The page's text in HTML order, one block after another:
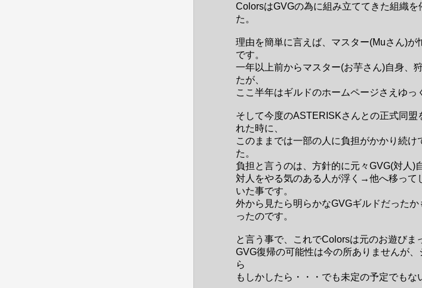
ColorsはGVGの為に組み立ててきた組織
た。
理由を簡単に言えば、マスター(Muさん)
です。
一年以上前からマスター(お芋さん)自身、
たが、
ここ半年はギルドのホームページさえゆっ
そして今度のASTERISKさんとの正式同
れた時に、
このままでは一部の人に負担がかかり続
た。
負担と言うのは、方針的に元々GVG(対人)
対人をやる気のある人が浮く→他へ移って
いた事です。
外から見たら明らかなGVGギルドだった
ったのです。
と言う事で、これでColorsは元のお遊びま
GVG復帰の可能性は今の所ありませんが
ら
もしかしたら・・・でも未定の予定でもな